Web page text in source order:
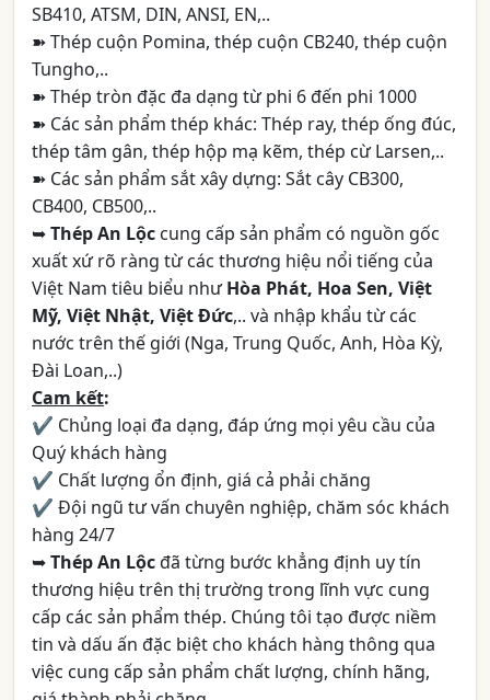
SB410, ATSM, DIN, ANSI, EN,..
➽ Thép cuộn Pomina, thép cuộn CB240, thép cuộn
Tungho,..
➽ Thép tròn đặc đa dạng từ phi 6 đến phi 1000
➽ Các sản phẩm thép khác: Thép ray, thép ống đúc,
thép tâm gân, thép hộp mạ kẽm, thép cừ Larsen,..
➽ Các sản phẩm sắt xây dựng: Sắt cây CB300,
CB400, CB500,..
➥Thép An Lộc cung cấp sản phẩm có nguồn gốc
xuất xứ rõ ràng từ các thương hiệu nổi tiếng của
Việt Nam tiêu biểu nhưHòa Phát, Hoa Sen, Việt
Mỹ, Việt Nhật, Việt Đức,.. và nhập khẩu từ các
nước trên thế giới (Nga, Trung Quốc, Anh, Hòa Kỳ,
Đài Loan,..)
Cam kết:
✔ Chủng loại đa dạng, đáp ứng mọi yêu cầu của
Quý khách hàng
✔ Chất lượng ổn định, giá cả phải chăng
✔ Đội ngũ tư vấn chuyên nghiệp, chăm sóc khách
hàng 24/7
➥Thép An Lộcđã từng bước khẳng định uy tín
thương hiệu trên thị trường trong lĩnh vực cung
cấp các sản phẩm thép. Chúng tôi tạo được niềm
tin và dấu ấn đặc biệt cho khách hàng thông qua
việc cung cấp sản phẩm chất lượng, chính hãng,